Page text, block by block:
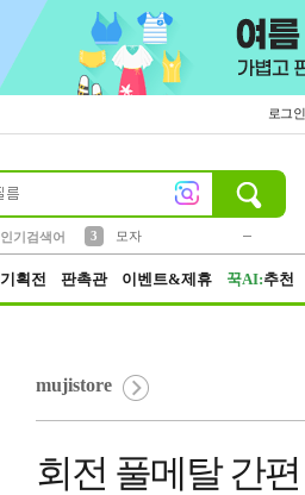
로그인
인기검색어
4
미니
23
기획전 판촉관 이벤트&제휴 꾹AI:추천
mujistore
회전 풀메탈 간